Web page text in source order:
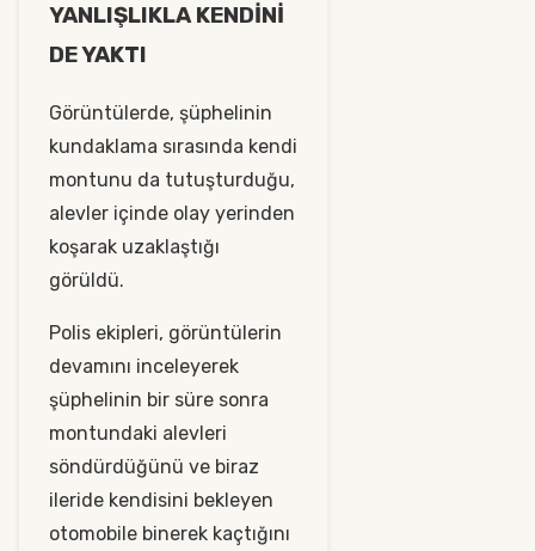
YANLIŞLIKLA KENDİNİ
DE YAKTI
Görüntülerde, şüphelinin
kundaklama sırasında kendi
montunu da tutuşturduğu,
alevler içinde olay yerinden
koşarak uzaklaştığı
görüldü.
Polis ekipleri, görüntülerin
devamını inceleyerek
şüphelinin bir süre sonra
montundaki alevleri
söndürdüğünü ve biraz
ileride kendisini bekleyen
otomobile binerek kaçtığını